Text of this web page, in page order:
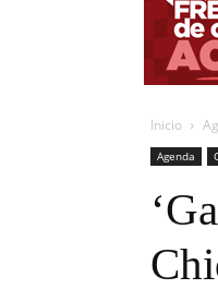
Inicio
Agenda